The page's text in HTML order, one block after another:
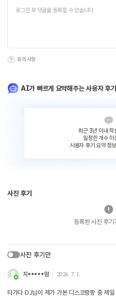
유의사항
AI가 빠르게 요약해주는 사용자 후
최근 3년 이내 작
일정한 개수 이
사용자 후기 요약 정
사진 후기
등록된 사진 후기
사진 후기만
지*****맘 2026. 7. 1.
타가다 DJ님이 제가 가본 디스코팡팡 중 제